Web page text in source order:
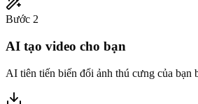
Bước 2
AI tạo video cho bạn
AI tiên tiến biến đổi ảnh thú cưng của bạn